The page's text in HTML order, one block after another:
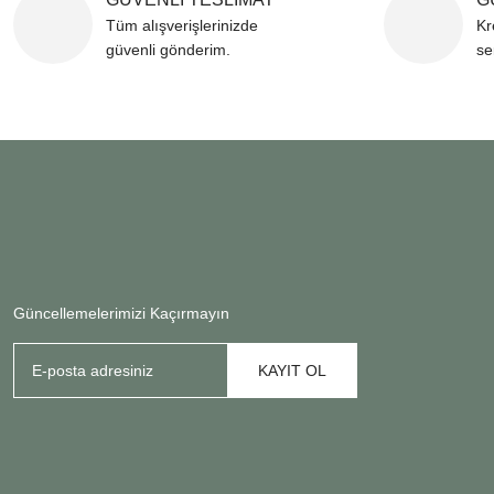
Tüm alışverişlerinizde
güvenli gönderim.
Güncellemelerimizi Kaçırmayın
KAYIT OL